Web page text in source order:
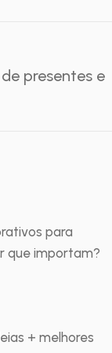
presentes e
para
que importam?
+ melhores